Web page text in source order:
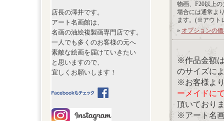
店長の澤井です。
アート名画館は、
名画の油絵複製画専門店です。
一人でも多くのお客様の元へ
素敵な絵画を届けていきたい
と思いますので、
宜しくお願いします！
物画、F20以上
場合には通常よ
ます。(※アウト
» オプションの
※作品金額
のサイズに
※お客様よ
ーメイドに
頂いており
※アート名